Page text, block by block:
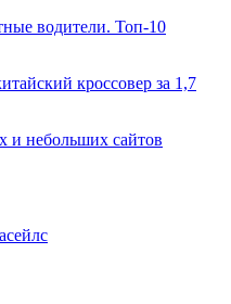
водители. Топ-10
кроссовер за 1,7